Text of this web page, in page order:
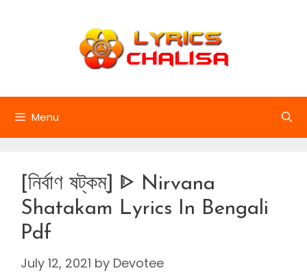
Menu
[নির্বাণ ষট্কম্] ᐈ Nirvana
Shatakam Lyrics In Bengali
Pdf
July 12, 2021 by Devotee